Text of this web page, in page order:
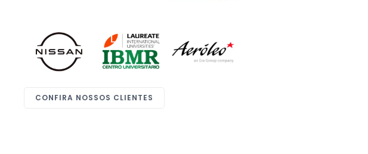
excepcional.
Antonio Junior
CONFIRA NOSSOS CLIENTES